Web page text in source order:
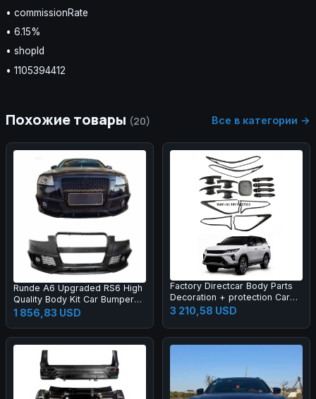
• commissionRate
• 6.15%
• shopId
• 1105394412
Похожие товары (20) Все в категории →
Runde A6 Upgraded RS6 High
Quality Body Kit Car Bumper
Grille Rear Lips Tail Throat Tail
Wing Manufacturer Direct
1 856,83 USD
Factory Directcar Body Parts
Decoration + protection Car
Body Parts Car Accessories
3 210,58 USD